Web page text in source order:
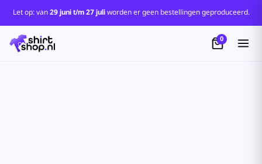
Let op: van29 juni t/m 27 juliworden er geen bestellingen geproduceerd.
0
Standaard
Price: Lowest First
Price: Highest First